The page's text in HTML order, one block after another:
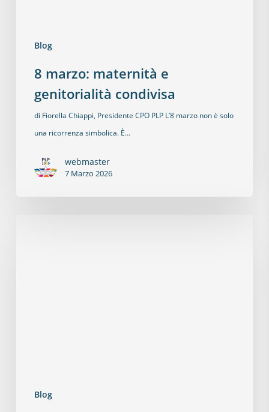
Blog
8 marzo: maternità e
genitorialità condivisa
di Fiorella Chiappi, Presidente CPO PLP L’8 marzo non è solo
una ricorrenza simbolica. È…
webmaster
7 Marzo 2026
Blog